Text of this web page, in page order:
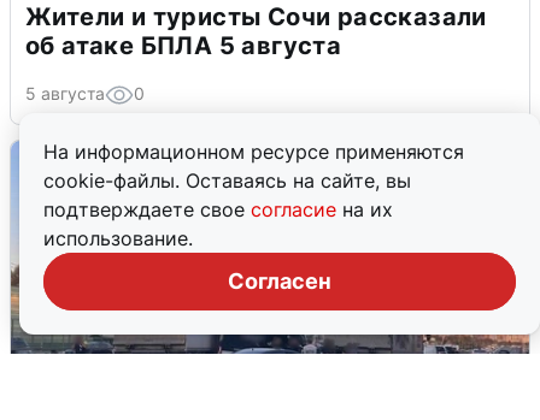
На информационном ресурсе применяются
cookie-файлы. Оставаясь на сайте, вы
подтверждаете свое согласие на их
использование.
Согласен
Жители и туристы Сочи рассказали
об атаке БПЛА 5 августа
5 августа 0